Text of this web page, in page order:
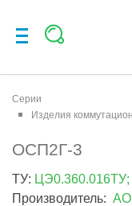
Серии
Изделия
ОСП2Г-3
ТУ:
Производитель: